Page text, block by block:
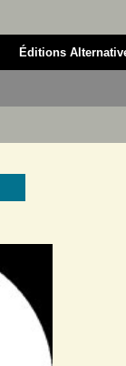
Éditions